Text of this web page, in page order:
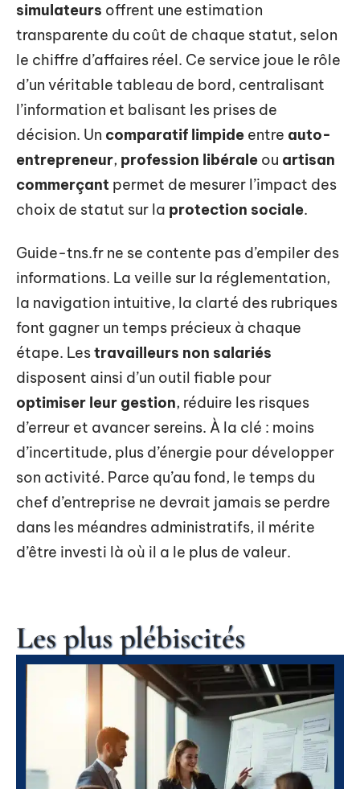
simulateurs offrent une estimation
transparente du coût de chaque statut, selon
le chiffre d’affaires réel. Ce service joue le rôle
d’un véritable tableau de bord, centralisant
l’information et balisant les prises de
décision. Un comparatif limpide entre auto-
entrepreneur, profession libérale ou artisan
commerçant permet de mesurer l’impact des
choix de statut sur la protection sociale.
Guide-tns.fr ne se contente pas d’empiler des
informations. La veille sur la réglementation,
la navigation intuitive, la clarté des rubriques
font gagner un temps précieux à chaque
étape. Lestravailleurs non salariés
disposent ainsi d’un outil fiable pour
optimiser leur gestion, réduire les risques
d’erreur et avancer sereins. À la clé : moins
d’incertitude, plus d’énergie pour développer
son activité. Parce qu’au fond, le temps du
chef d’entreprise ne devrait jamais se perdre
dans les méandres administratifs, il mérite
d’être investi là où il a le plus de valeur.
Les plus plébiscités